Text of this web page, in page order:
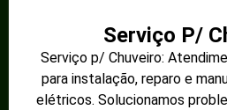
Serviço P/
Serviço p/ Chuveiro:
para instalação, reparo e
elétricos. Solucionamos